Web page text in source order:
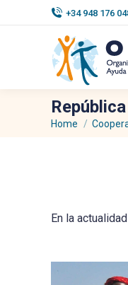
+34 948 176
You are here:
Home
En la